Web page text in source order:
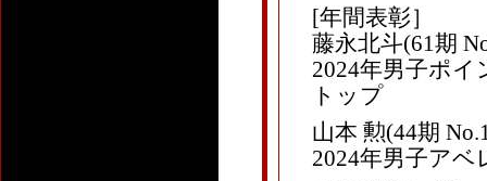
[年間表彰］
藤永北斗(61期
2024年男子ポ
トップ
山本 勲(44期
2024年男子ア